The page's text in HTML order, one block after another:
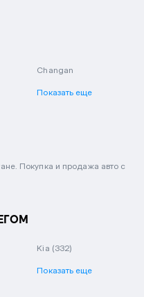
Changan
Показать еще
Покупка и продажа авто с
Kia (332)
Показать еще